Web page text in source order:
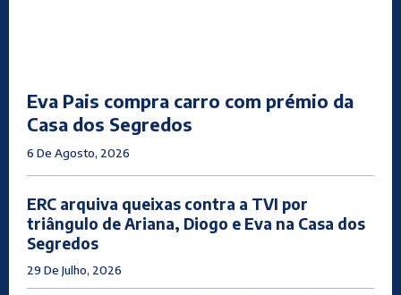
Eva Pais compra carro com prémio da
Casa dos Segredos
6 De Agosto, 2026
ERC arquiva queixas contra a TVI por
triângulo de Ariana, Diogo e Eva na Casa dos
Segredos
29 De Julho, 2026